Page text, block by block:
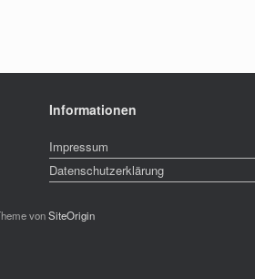
Informationen
Impressum
Datenschutzerklärung
vonSiteOrigin